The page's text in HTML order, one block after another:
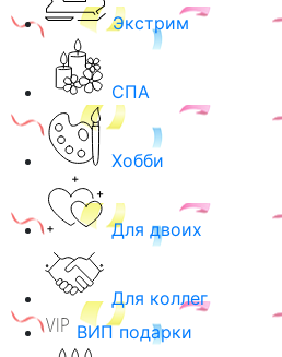
Экстрим
СПА
Хобби
Для двоих
Для коллег
ВИП подарки